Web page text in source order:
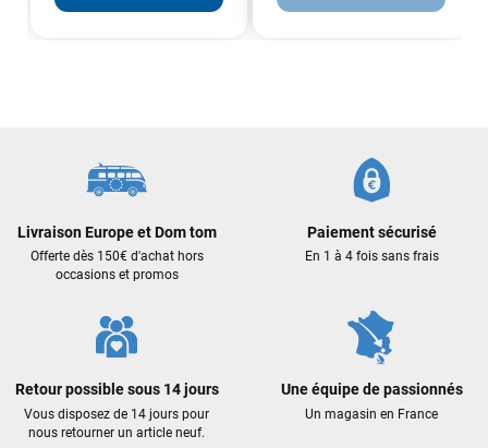
Livraison Europe et Dom tom
Offerte dès 150€ d'achat hors
occasions et promos
Paiement sécurisé
En 1 à 4 fois sans frais
Retour possible sous 14 jours
Vous disposez de 14 jours pour
nous retourner un article neuf.
Une équipe de passionnés
Un magasin en France
Cela faisait 6 mois que je galérais à remplacer ma board eux
J'ai acheté une voile d'occasion depuis Tahiti. Super service.
L'envoi a été rapide. La voile est arrivée en super état.
Mauruuru roa.